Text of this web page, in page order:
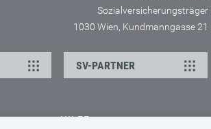
Sozialversicherungsträger
1030 Wien, Kundmanngasse 21
SV-PARTNER
HILFE